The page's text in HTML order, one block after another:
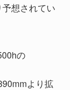
想されてい
の
より拡